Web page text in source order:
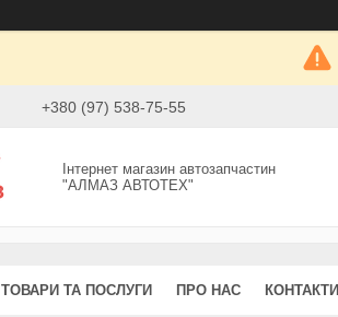
+380 (97) 538-75-55
Інтернет магазин автозапчастин
"АЛМАЗ АВТОТЕХ"
ТОВАРИ ТА ПОСЛУГИ ПРО НАС КОНТАКТИ